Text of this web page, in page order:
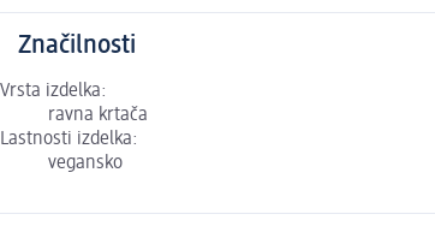
Značilnosti
Vrsta izdelka:
ravna krtača
Lastnosti izdelka:
vegansko